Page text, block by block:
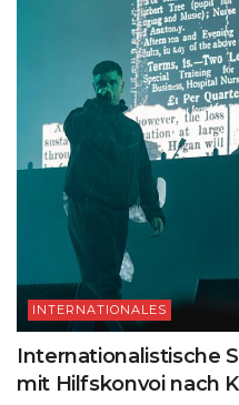
INTERNATIONALES
Internationalistische
mit Hilfskonvoi nach